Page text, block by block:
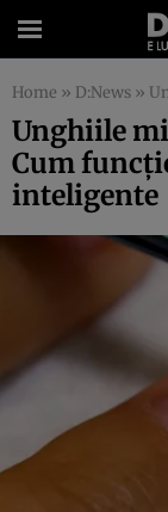
Home » D:News »
Unghiile
Cum
inteligente